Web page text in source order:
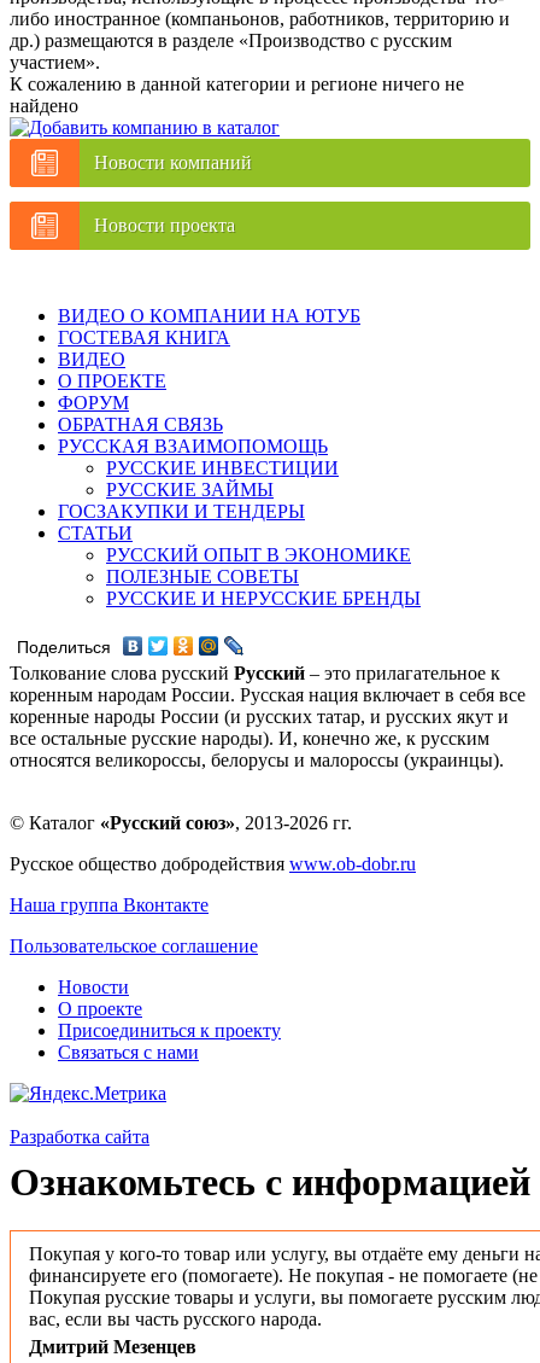
либо иностранное (компаньонов, работников, территорию и
др.) размещаются в разделе «Производство с русским
участием».
К сожалению в данной категории и регионе ничего не
найдено
Новости компаний
Новости проекта
ВИДЕО О КОМПАНИИ НА ЮТУБ
ГОСТЕВАЯ КНИГА
ВИДЕО
О ПРОЕКТЕ
ФОРУМ
ОБРАТНАЯ СВЯЗЬ
РУССКАЯ ВЗАИМОПОМОЩЬ
РУССКИЕ ИНВЕСТИЦИИ
РУССКИЕ ЗАЙМЫ
ГОСЗАКУПКИ И ТЕНДЕРЫ
СТАТЬИ
РУССКИЙ ОПЫТ В ЭКОНОМИКЕ
ПОЛЕЗНЫЕ СОВЕТЫ
РУССКИЕ И НЕРУССКИЕ БРЕНДЫ
Поделиться
Толкование слова русский Русский – это прилагательное к
коренным народам России. Русская нация включает в себя все
коренные народы России (и русских татар, и русских якут и
все остальные русские народы). И, конечно же, к русским
относятся великороссы, белорусы и малороссы (украинцы).
© Каталог «Русский союз», 2013-2026 гг.
Русское общество добродействия www.ob-dobr.ru
Наша группа Вконтакте
Пользовательское соглашение
Новости
О проекте
Присоединиться к проекту
Связаться с нами
Разработка сайта
Ознакомьтесь с информацией
Покупая у кого-то товар или услугу, вы отдаёте ему деньги
финансируете его (помогаете). Не покупая - не помогаете
Покупая русские товары и услуги, вы помогаете русским
вас, если вы часть русского народа.
Дмитрий Мезенцев